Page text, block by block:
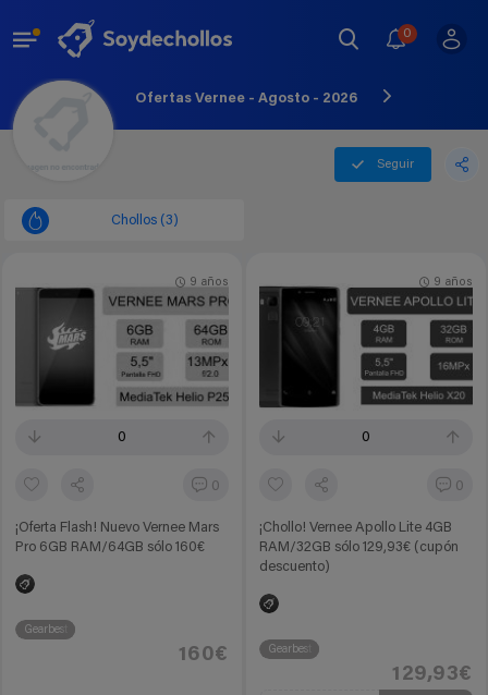
0
Ofertas Vernee - Agosto - 2026
Seguir
Chollos (3)
0
0
¡Oferta Flash! Nuevo Vernee Mars
Pro 6GB RAM/64GB sólo 160€
9 años
Gearbest
160€
0
0
¡Chollo! Vernee Apollo Lite 4GB
RAM/32GB sólo 129,93€ (cupón
descuento)
9 años
Gearbest
129,93€